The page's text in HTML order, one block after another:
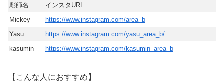
彫師名
インスタURL
Mickey
https://www.instagram.com/area_b
Yasu
https://www.instagram.com/yasu_area_b/
kasumin
https://www.instagram.com/kasumin_area_b
【こんな人におすすめ】